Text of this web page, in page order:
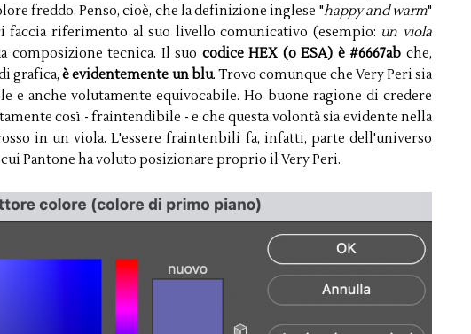
freddo. Penso, cioè, che la definizione inglese "happy and warm"
faccia riferimento al suo livello comunicativo (esempio: un viola
composizione tecnica. Il suo codice HEX (o ESA) è #6667ab che,
grafica,è evidentemente un blu. Trovo comunque che Very Peri sia
e anche volutamente equivocabile. Ho buone ragione di credere
così - fraintendibile - e che questa volontà sia evidente nella
in un viola. L'essere fraintenbili fa, infatti, parte dell'universo
Pantone ha voluto posizionare proprio il Very Peri.